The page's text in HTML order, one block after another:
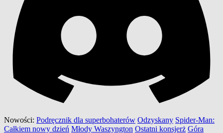
Nowości: Podręcznik dla superbohaterów Odzyskany Spider-Man:
Całkiem nowy dzień Młody Waszyngton Ostatni konsjerż Góra